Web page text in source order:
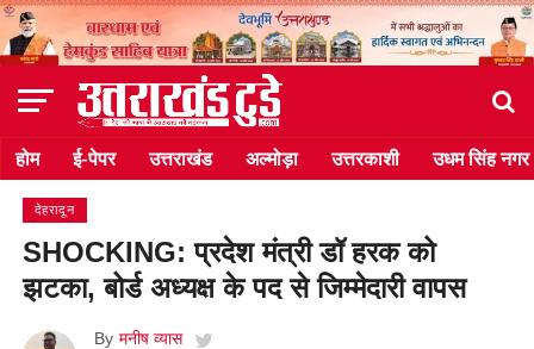
होम ई-पेपर उत्तराखंड अल्मोड़ा उत्तरकाशी उधम सिंह नगर
देहरादून
SHOCKING: प्रदेश मंत्री डॉ हरक को
झटका, बोर्ड अध्यक्ष के पद से जिम्मेदारी वापस
By मनीष व्यास